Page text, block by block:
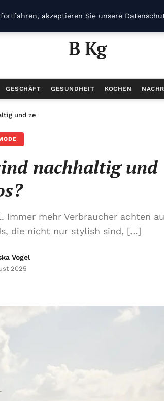
B Kg
GESCHÄFT GESUNDHEIT KOCHEN
und zeitlos?
nachhaltig und
Immer mehr Verbraucher achten
die nicht nur stylish sind, […]
Vogel
2025
akzeptieren Sie unsere